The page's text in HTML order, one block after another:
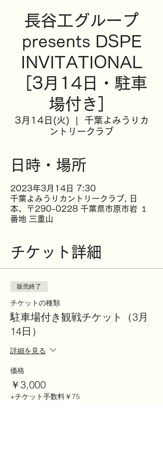
長谷工グループ
presents DSPE
INVITATIONAL
［3月14日・駐車
場付き］
3月14日(火)
千葉よみうりカ
ントリークラブ
日時・場所
2023年3月14日 7:30
千葉よみうりカントリークラブ, 日
本、〒290-0228 千葉県市原市岩 １
番地 三重山
チケット詳細
販売終了
チケットの種類
駐車場付き観戦チケット（3月
14日）
詳細を見る
価格
￥3,000
+チケット手数料￥75